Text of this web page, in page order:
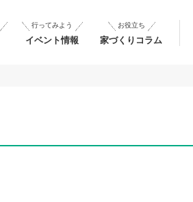
行ってみよう
イベント情報
お役立ち
家づくりコラム